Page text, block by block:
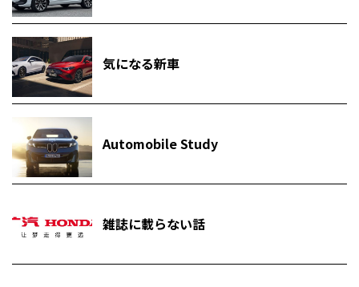
気になる新車
Automobile Study
雑誌に載らない話